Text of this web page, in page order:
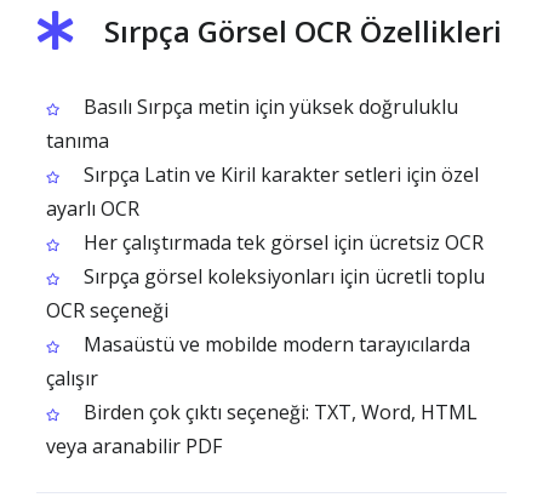
Sırpça Görsel OCR Özellikleri
Basılı Sırpça metin için yüksek doğruluklu
tanıma
Sırpça Latin ve Kiril karakter setleri için özel
ayarlı OCR
Her çalıştırmada tek görsel için ücretsiz OCR
Sırpça görsel koleksiyonları için ücretli toplu
OCR seçeneği
Masaüstü ve mobilde modern tarayıcılarda
çalışır
Birden çok çıktı seçeneği: TXT, Word, HTML
veya aranabilir PDF